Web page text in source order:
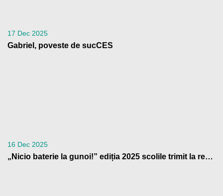
17 Dec 2025
Gabriel, poveste de sucCES
16 Dec 2025
„Nicio baterie la gunoi!” ediția 2025 scolile trimit la reciclare peste 4 tone de baterii uzate